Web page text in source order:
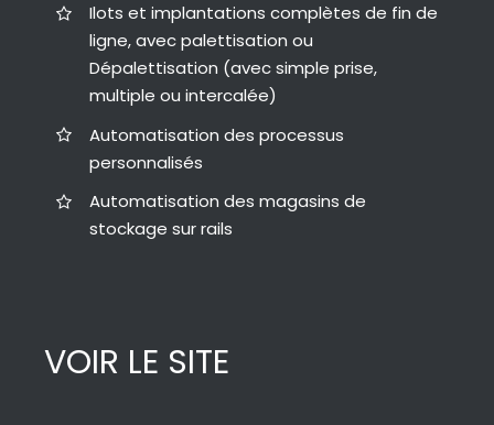
Ilots et implantations complètes de fin de
ligne, avec palettisation ou
Dépalettisation (avec simple prise,
multiple ou intercalée)
Automatisation des processus
personnalisés
Automatisation des magasins de
stockage sur rails
VOIR LE SITE